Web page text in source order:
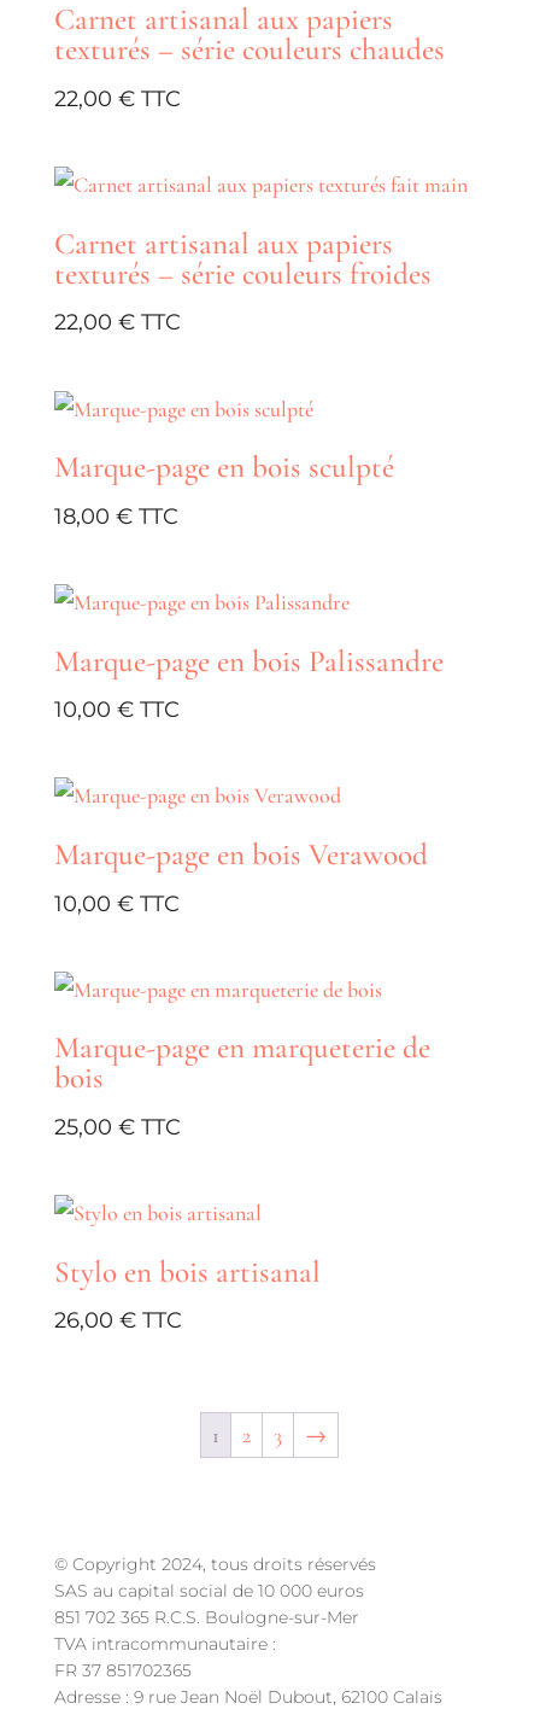
Carnet artisanal aux papiers
texturés – série couleurs chaudes
22,00 €
Carnet artisanal aux papiers
texturés – série couleurs froides
22,00 €
Marque-page en bois sculpté
18,00 €
Marque-page en bois Palissandre
10,00 €
Marque-page en bois Verawood
10,00 €
Marque-page en marqueterie de
bois
25,00 €
Stylo en bois artisanal
26,00 €
1 2 3 →
© Copyright 2024, tous droits réservés
SAS au capital social de 10 000 euros
851 702 365 R.C.S. Boulogne-sur-Mer
TVA intracommunautaire :
FR 37 851702365
Adresse : 9 rue Jean Noël Dubout, 62100 Calais